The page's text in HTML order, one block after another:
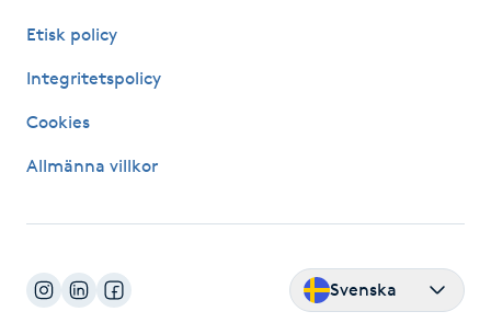
Hårvård
Hälsa
IPL
Etisk policy
Integritetspolicy
Cookies
Allmänna villkor
Svenska